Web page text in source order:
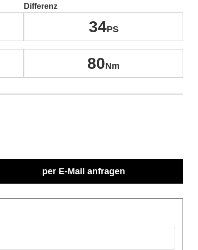
Differenz
34
80
per E-Mail anfragen